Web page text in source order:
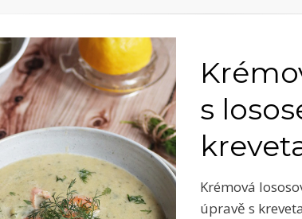
s
Krémová
úpravě s